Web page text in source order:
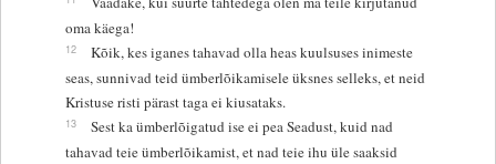
oma käega!
12
Kõik, kes iganes tahavad olla heas kuulsuses inimeste
seas, sunnivad teid ümberlõikamisele üksnes selleks, et neid
Kristuse risti pärast taga ei kiusataks.
13
Sest ka ümberlõigatud ise ei pea Seadust, kuid nad
tahavad teie ümberlõikamist, et nad teie ihu üle saaksid